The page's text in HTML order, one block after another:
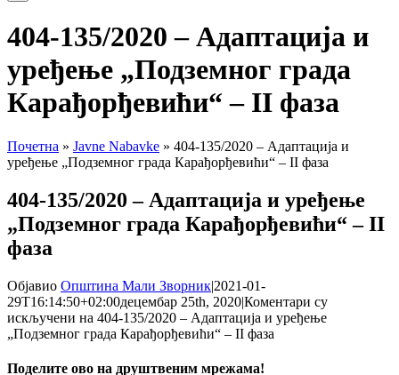
404-135/2020 – Адаптација и
уређење „Подземног града
Карађорђевићи“ – II фаза
Почетна » Javne Nabavke » 404-135/2020 – Адаптација и
уређење „Подземног града Карађорђевићи“ – II фаза
404-135/2020 – Адаптација и уређење
„Подземног града Карађорђевићи“ – II
фаза
Објавио Општина Мали Зворник|2021-01-
29T16:14:50+02:00децембар 25th, 2020|Коментари су
искључени на 404-135/2020 – Адаптација и уређење
„Подземног града Карађорђевићи“ – II фаза
Поделите ово на друштвеним мрежама!